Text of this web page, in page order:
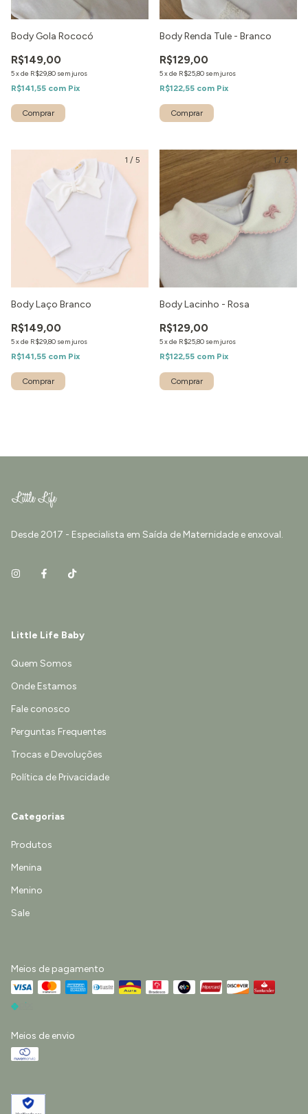
Body Gola Rococó
R$149,00
5xde R$29,80 sem juros
R$141,55 com Pix
Body Renda Tule - Branco
R$129,00
5xde R$25,80 sem juros
R$122,55 com Pix
1 / 5
Body Laço Branco
R$149,00
5xde R$29,80 sem juros
R$141,55 com Pix
1 / 2
Body Lacinho - Rosa
R$129,00
5xde R$25,80 sem juros
R$122,55 com Pix
Desde 2017 - Especialista em Saída de Maternidade e enxoval.
Little Life Baby
Quem Somos
Onde Estamos
Fale conosco
Perguntas Frequentes
Trocas e Devoluções
Política de Privacidade
Categorias
Produtos
Menina
Menino
Sale
Meios de pagamento
Meios de envio